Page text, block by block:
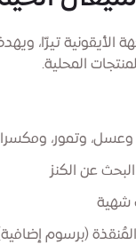
تيرّا،
المحلية.
وتمور،
عن الكنز
شهية
(برسوم